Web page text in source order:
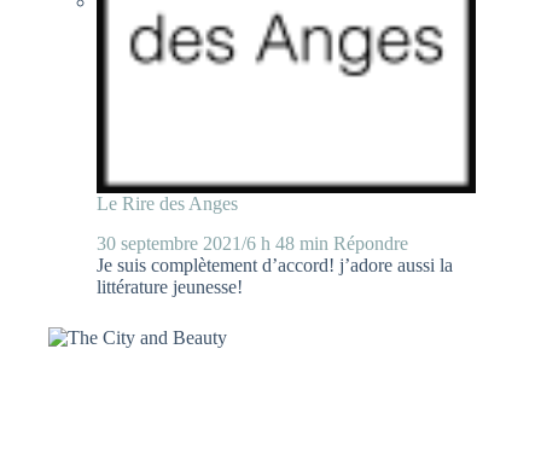
Le Rire des Anges
30 septembre 2021/6 h 48 min Répondre
Je suis complètement d’accord! j’adore aussi la
littérature jeunesse!